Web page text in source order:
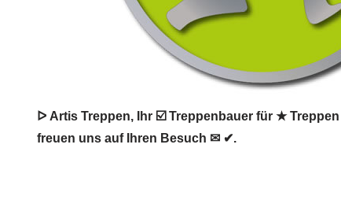
ᐅ Artis Treppen, Ihr ☑️ Treppenbauer für ★
freuen uns auf Ihren Besuch ✉ ✔.